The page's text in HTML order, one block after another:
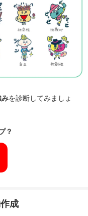
みを診断してみましょ
？
成